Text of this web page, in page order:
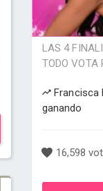
LAS 4
TODO VOTA
Francisca
ganando
16,598